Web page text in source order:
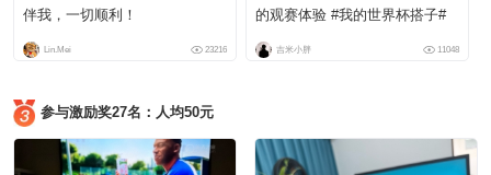
伴我，一切顺利！
Lin.Mei 23216
的观赛体验 #我的世界杯搭子#
吉米小胖 11048
参与激励奖27名：人均50元